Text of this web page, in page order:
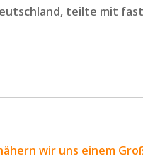
teilte mit fast